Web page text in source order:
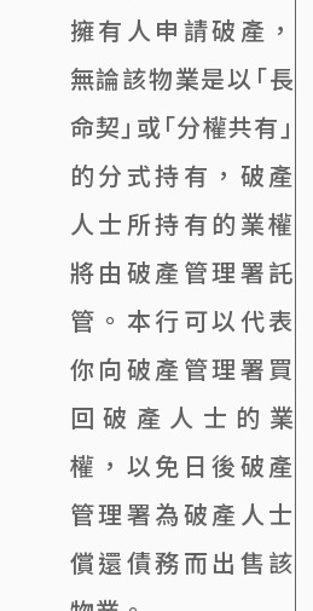
擁有人申請破產，
無論該物業是以「長
命契」或「分權共有」
的分式持有，破產
人士所持有的業權
將由破產管理署託
管。本行可以代表
你向破產管理署買
回破產人士的業
權，以免日後破產
管理署為破產人士
償還債務而出售該